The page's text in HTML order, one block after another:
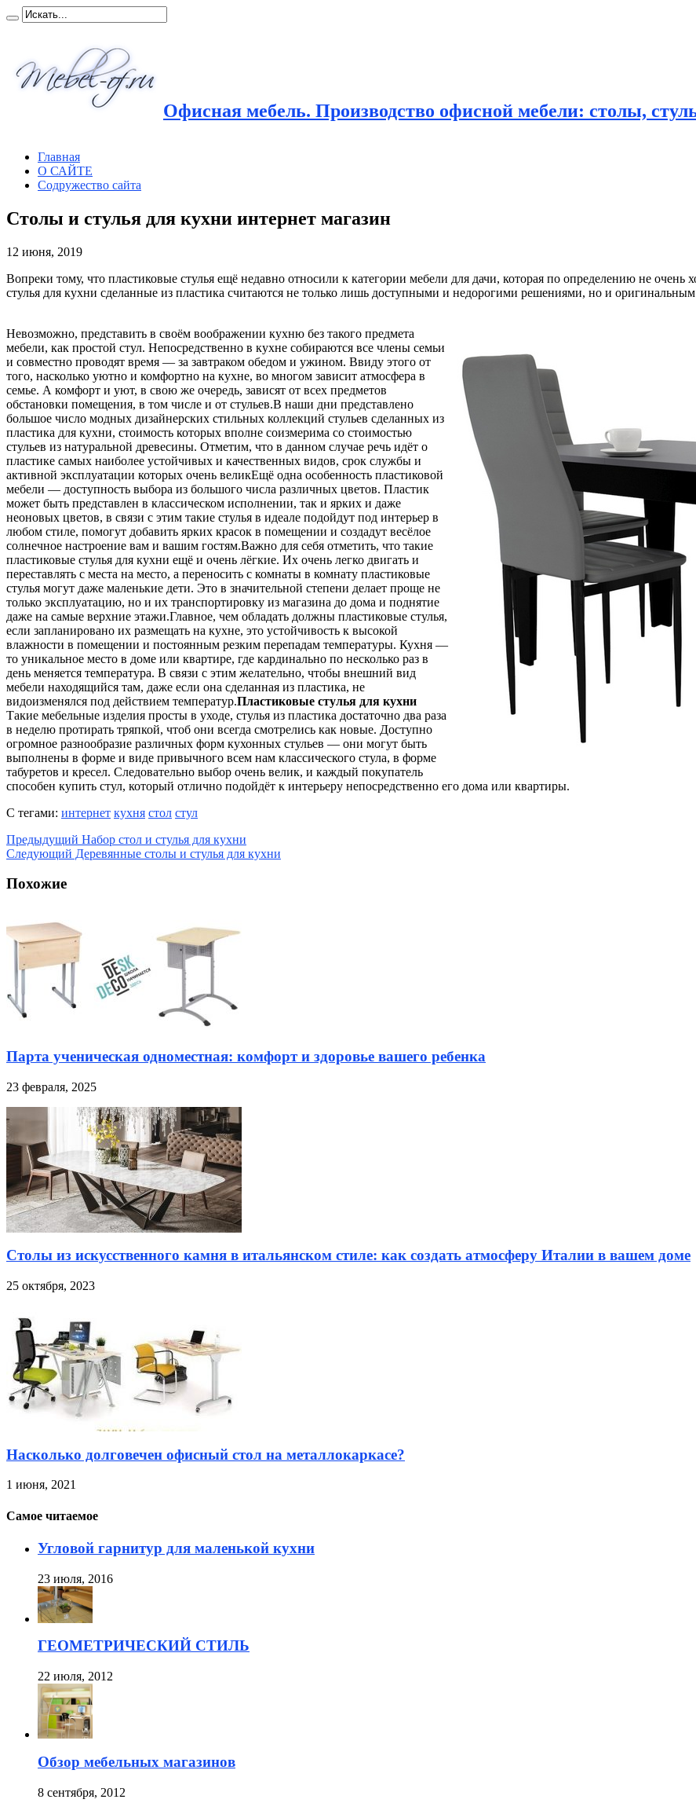
Офисная мебель. Производство офисной мебели: столы,
Главная
О САЙТЕ
Содружество сайта
Столы и стулья для кухни интернет магазин
12 июня, 2019
Вопреки тому, что пластиковые стулья ещё недавно относили к категории мебели для дачи, которая по определению не очень
стулья для кухни сделанные из пластика считаются не только лишь доступными и недорогими решениями, но и
Невозможно, представить в своём воображении кухню без такого предмета
мебели, как простой стул. Непосредственно в кухне собираются все члены семьи
и совместно проводят время — за завтраком обедом и ужином. Ввиду этого от
того, насколько уютно и комфортно на кухне, во многом зависит атмосфера в
семье. А комфорт и уют, в свою же очередь, зависят от всех предметов
обстановки помещения, в том числе и от стульев.В наши дни представлено
большое число модных дизайнерских стильных коллекций стульев сделанных из
пластика для кухни, стоимость которых вполне соизмерима со стоимостью
стульев из натуральной древесины. Отметим, что в данном случае речь идёт о
пластике самых наиболее устойчивых и качественных видов, срок службы и
активной эксплуатации которых очень великЕщё одна особенность пластиковой
мебели — доступность выбора из большого числа различных цветов. Пластик
может быть представлен в классическом исполнении, так и ярких и даже
неоновых цветов, в связи с этим такие стулья в идеале подойдут под интерьер в
любом стиле, помогут добавить ярких красок в помещении и создадут весёлое
солнечное настроение вам и вашим гостям.Важно для себя отметить, что такие
пластиковые стулья для кухни ещё и очень лёгкие. Их очень легко двигать и
переставлять с места на место, а переносить с комнаты в комнату пластиковые
стулья могут даже маленькие дети. Это в значительной степени делает проще не
только эксплуатацию, но и их транспортировку из магазина до дома и поднятие
даже на самые верхние этажи.Главное, чем обладать должны пластиковые стулья,
если запланировано их размещать на кухне, это устойчивость к высокой
влажности в помещении и постоянным резким перепадам температуры. Кухня —
то уникальное место в доме или квартире, где кардинально по несколько раз в
день меняется температура. В связи с этим желательно, чтобы внешний вид
мебели находящийся там, даже если она сделанная из пластика, не
видоизменялся под действием температур.Пластиковые стулья для кухни
Такие мебельные изделия просты в уходе, стулья из пластика достаточно два раза
в неделю протирать тряпкой, чтоб они всегда смотрелись как новые. Доступно
огромное разнообразие различных форм кухонных стульев — они могут быть
выполнены в форме и виде привычного всем нам классического стула, в форме
табуретов и кресел. Следовательно выбор очень велик, и каждый покупатель
способен купить стул, который отлично подойдёт к интерьеру непосредственно его дома или квартиры.
С тегами: интернет кухня стол стул
Предыдущий Набор стол и стулья для кухни
Следующий Деревянные столы и стулья для кухни
Похожие
Парта ученическая одноместная: комфорт и здоровье вашего ребенка
23 февраля, 2025
Столы из искусственного камня в итальянском стиле: как создать атмосферу Италии в вашем доме
25 октября, 2023
Насколько долговечен офисный стол на металлокаркасе?
1 июня, 2021
Самое читаемое
Угловой гарнитур для маленькой кухни
23 июля, 2016
ГЕОМЕТРИЧЕСКИЙ СТИЛЬ
22 июля, 2012
Обзор мебельных магазинов
8 сентября, 2012